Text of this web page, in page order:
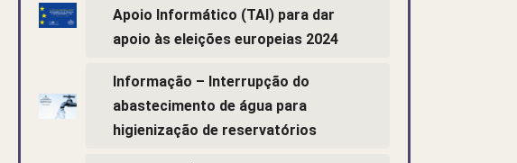
Apoio Informático (TAI) para dar
apoio às eleições europeias 2024
Informação – Interrupção do
abastecimento de água para
higienização de reservatórios